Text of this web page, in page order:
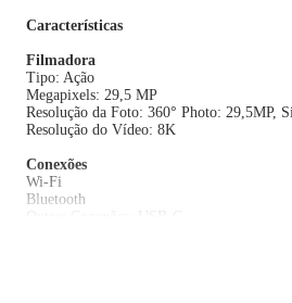
Características
Filmadora
Tipo: Ação
Megapixels: 29,5 MP
Resolução da Foto: 360° Photo: 29,5MP,
Resolução do Vídeo: 8K
Conexões
Wi-Fi
Bluetooth
Outras Conexões: USB-C